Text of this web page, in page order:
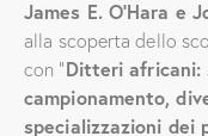
James E. O’Hara e
alla scoperta dello
con “Ditteri africani:
campionamento,
specializzazioni dei